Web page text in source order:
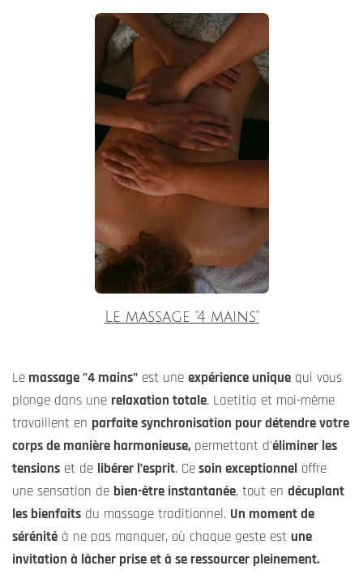
Le massage "4 mains"
Le massage "4 mains" est une expérience unique qui vous
plonge dans une relaxation totale. Laetitia et moi-même
travaillent en parfaite synchronisation pour détendre votre
corps de manière harmonieuse, permettant d'éliminer les
tensions et de libérer l’esprit. Cesoin exceptionnel offre
une sensation de bien-être instantanée, tout en décuplant
les bienfaits du massage traditionnel. Un moment de
sérénité à ne pas manquer, où chaque geste est une
invitation à lâcher prise et à se ressourcer pleinement.